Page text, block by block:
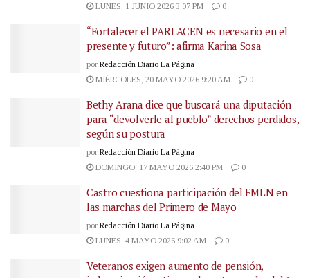
LUNES, 1 JUNIO 2026 3:07 PM
0
“Fortalecer el PARLACEN es necesario en el
presente y futuro”: afirma Karina Sosa
por Redacción Diario La Página
MIÉRCOLES, 20 MAYO 2026 9:20 AM
0
Bethy Arana dice que buscará una diputación
para “devolverle al pueblo” derechos perdidos,
según su postura
por Redacción Diario La Página
DOMINGO, 17 MAYO 2026 2:40 PM
0
Castro cuestiona participación del FMLN en
las marchas del Primero de Mayo
por Redacción Diario La Página
LUNES, 4 MAYO 2026 9:02 AM
0
Veteranos exigen aumento de pensión,